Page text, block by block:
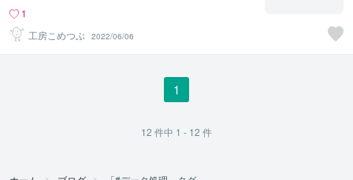
1
工房こめつぶ
2022/06/06
1
12 件中 1 - 12 件